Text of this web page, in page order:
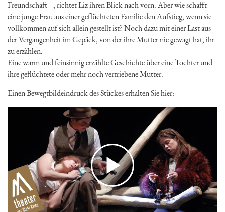
Freundschaft –, richtet Liz ihren Blick nach vorn. Aber wie schafft
eine junge Frau aus einer geflüchteten Familie den Aufstieg, wenn sie
vollkommen auf sich allein gestellt ist? Noch dazu mit einer Last aus
der Vergangenheit im Gepäck, von der ihre Mutter nie gewagt hat, ihr
zu erzählen.
Eine warm und feinsinnig erzählte Geschichte über eine Tochter und
ihre geflüchtete oder mehr noch vertriebene Mutter.
Einen Bewegtbildeindruck des Stückes erhalten Sie hier: